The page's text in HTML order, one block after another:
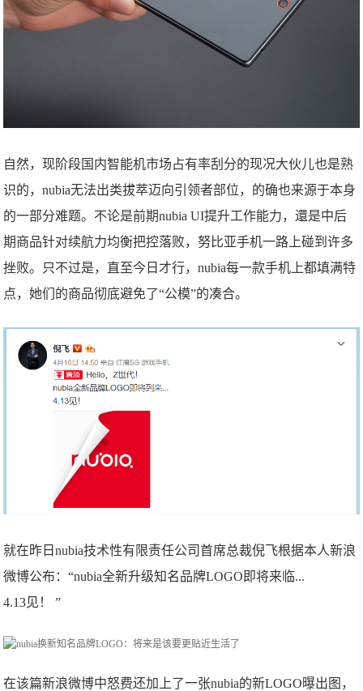
自然，现阶段国内智能机市场占有率刮分的现况大伙儿也是熟
识的，nubia无法出类拔萃迈向引领者部位，的确也来源于本身
的一部分难题。不论是前期nubia UI提升工作能力，還是中后
期商品针对续航力均衡把控落败，努比亚手机一路上碰到许多
挫败。只不过是，直至今日才行，nubia每一款手机上都填满特
点，她们的商品彻底避免了“公模”的凑合。
就在昨日nubia技术性有限责任公司首席总裁倪飞根据本人新浪
微博公布：“nubia全新升级知名品牌LOGO即将来临...
4.13见！ ​​​​”
在该篇新浪微博中怒费还加上了一张nubia的新LOGO曝出图，